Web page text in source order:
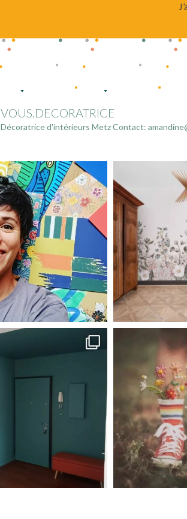
VOUS.DECORATRICE
Décoratrice d'intérieurs MetzContact: